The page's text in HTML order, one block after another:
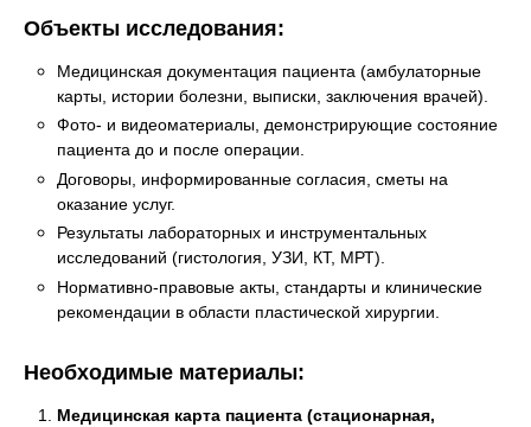
Объекты исследования:
Медицинская документация пациента (амбулаторные
карты, истории болезни, выписки, заключения врачей).
Фото- и видеоматериалы, демонстрирующие состояние
пациента до и после операции.
Договоры, информированные согласия, сметы на
оказание услуг.
Результаты лабораторных и инструментальных
исследований (гистология, УЗИ, КТ, МРТ).
Нормативно-правовые акты, стандарты и клинические
рекомендации в области пластической хирургии.
Необходимые материалы:
Медицинская карта пациента (стационарная,